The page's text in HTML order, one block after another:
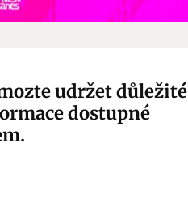
udržet důležité
dostupné